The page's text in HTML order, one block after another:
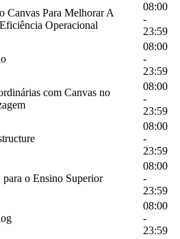
Canvas Para Melhorar A
Operacional
08:00
-
23:59
08:00
-
23:59
com Canvas no
08:00
-
23:59
08:00
-
23:59
o Ensino Superior
08:00
-
23:59
08:00
-
23:59